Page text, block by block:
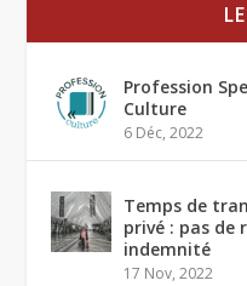
Profession
Culture
6 Déc, 2022
Temps de
privé : pas de
indemnité
17 Nov, 2022